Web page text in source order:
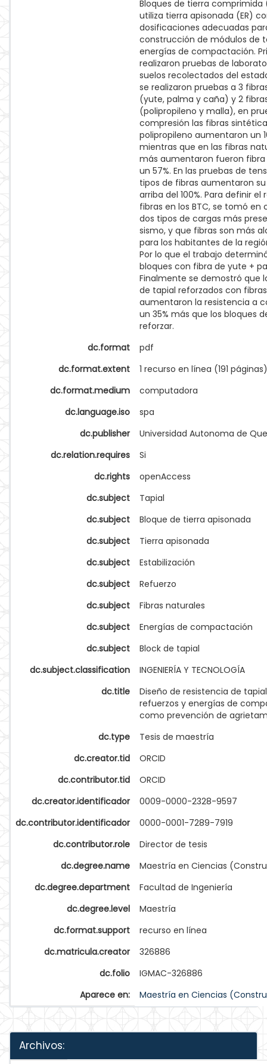
Bloques de tierra comprimida
utiliza tierra apisonada (ER)
dosificaciones adecuadas
construcción de módulos de
energías de compactación.
realizaron pruebas de
suelos recolectados del
se realizaron pruebas a 3
(yute, palma y caña) y 2
(polipropileno y malla), en
compresión las fibras
polipropileno aumentaron un
mientras que en las fibras
más aumentaron fueron
un 57%. En las pruebas de
tipos de fibras aumentaron
arriba del 100%. Para definir el
fibras en los BTC, se tomó en
dos tipos de cargas más
sismo, y que fibras son más
para los habitantes de la
Por lo que el trabajo
bloques con fibra de yute +
Finalmente se demostró que
de tapial reforzados con
aumentaron la resistencia a
un 35% más que los bloques
reforzar.
dc.format
pdf
dc.format.extent
1 recurso en línea (191 páginas)
dc.format.medium
computadora
dc.language.iso
spa
dc.publisher
Universidad Autonoma de
dc.relation.requires
Si
dc.rights
openAccess
dc.subject
Tapial
dc.subject
Bloque de tierra apisonada
dc.subject
Tierra apisonada
dc.subject
Estabilización
dc.subject
Refuerzo
dc.subject
Fibras naturales
dc.subject
Energías de compactación
dc.subject
Block de tapial
dc.subject.classification
INGENIERÍA Y TECNOLOGÍA
dc.title
Diseño de resistencia de
refuerzos y energías de
como prevención de
dc.type
Tesis de maestría
dc.creator.tid
ORCID
dc.contributor.tid
ORCID
dc.creator.identificador
0009-0000-2328-9597
dc.contributor.identificador
0000-0001-7289-7919
dc.contributor.role
Director de tesis
dc.degree.name
Maestría en Ciencias
dc.degree.department
Facultad de Ingeniería
dc.degree.level
Maestría
dc.format.support
recurso en línea
dc.matricula.creator
326886
dc.folio
IGMAC-326886
Aparece en:
Maestría en Ciencias
Archivos: